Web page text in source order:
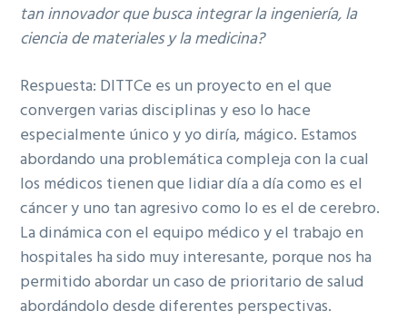
tan innovador que busca integrar la ingeniería, la
ciencia de materiales y la medicina?
Respuesta: DITTCe es un proyecto en el que
convergen varias disciplinas y eso lo hace
especialmente único y yo diría, mágico. Estamos
abordando una problemática compleja con la cual
los médicos tienen que lidiar día a día como es el
cáncer y uno tan agresivo como lo es el de cerebro.
La dinámica con el equipo médico y el trabajo en
hospitales ha sido muy interesante, porque nos ha
permitido abordar un caso de prioritario de salud
abordándolo desde diferentes perspectivas.